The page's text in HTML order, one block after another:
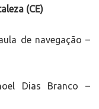
(CE)
de navegação –
Dias Branco –